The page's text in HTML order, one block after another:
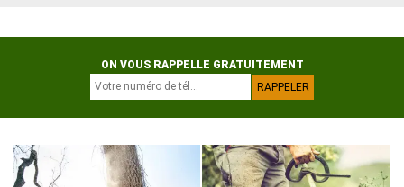
ON VOUS RAPPELLE GRATUITEMENT